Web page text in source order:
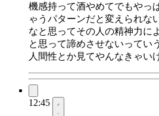
機感持って酒やめてでもやっ
ゃうパターンだと変えられな
なと思ってその人の精神力に
と思って諦めさせないってい
人間性とか見てやんなきゃい
12:45